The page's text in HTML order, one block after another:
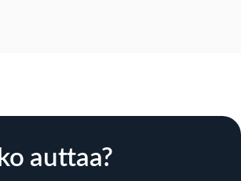
auttaa?